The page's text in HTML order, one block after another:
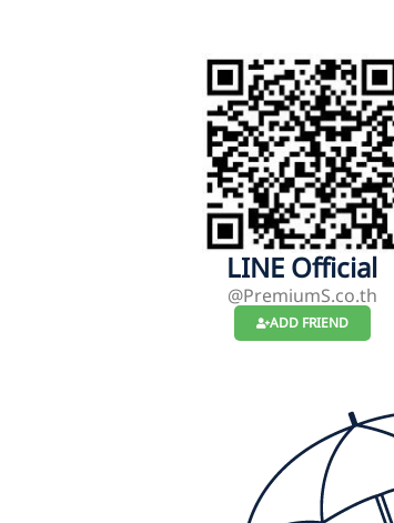
LINE Official
@PremiumS.co.th
ADD FRIEND